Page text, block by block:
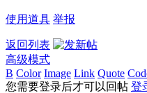
使用道具 举报
返回列表
高级模式
B Color Image Link Quote
您需要登录后才可以回帖 登